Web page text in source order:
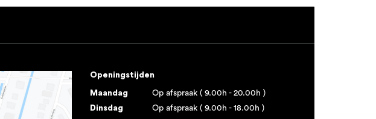
Openingstijden
Maandag
Op afspraak ( 9.00h - 20.00h )
Dinsdag
Op afspraak ( 9.00h - 18.00h )